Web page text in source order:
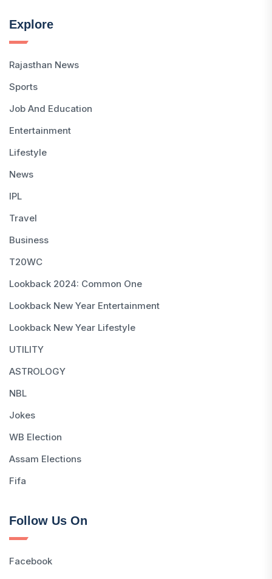
Explore
Rajasthan News
Sports
Job And Education
Entertainment
Lifestyle
News
IPL
Travel
Business
T20WC
Lookback 2024: Common One
Lookback New Year Entertainment
Lookback New Year Lifestyle
UTILITY
ASTROLOGY
NBL
Jokes
WB Election
Assam Elections
Fifa
Follow Us On
Facebook